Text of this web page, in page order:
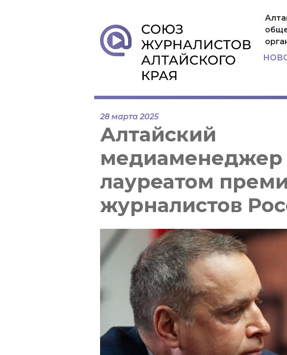
28 марта 2025
Алтайский
медиаменеджер
лауреатом
журналистов